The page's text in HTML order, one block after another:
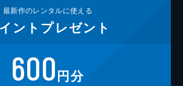
最新作のレンタルに使える
ント プレゼント
600円分